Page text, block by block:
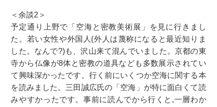
＜余談2＞
予定通り上野で「空海と密教美術展」を見に行きまし
た。若い女性や外国人(外人は蔑称になると最近知りま
した。なんで?)も、沢山来て混んでいました。京都の東
寺から仏像が8体と密教の道具なども多数展示されてい
て興味深かったです。行く前にいくつか空海に関する本
を読みました。三田誠広氏の「空海」が特に面白くて読
みやすかったです。事前に読んでから行くと,一層わか